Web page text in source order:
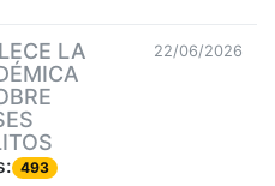
LA
493
22/06/2026